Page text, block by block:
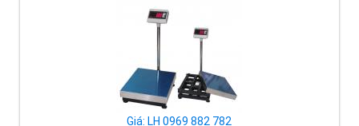
Giá: LH 0969 882 782